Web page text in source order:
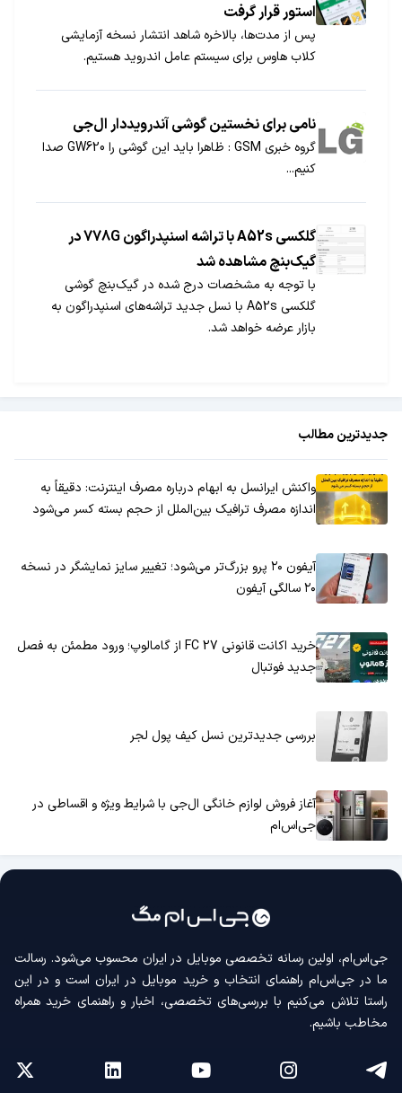
استور قرار گرفت
پس از مدت‌ها، بالاخره شاهد انتشار نسخه آزمایشی
کلاب هاوس برای سیستم عامل اندروید هستیم.
نامی برای نخستین گوشی آندرویددار ال‌جی
گروه خبری GSM : ظاهرا باید این گوشی را GW620 صدا
کنیم...
گلکسی A52s با تراشه اسنپدراگون 778G در
گیک‌بنچ مشاهده شد
با توجه به مشخصات درج شده در گیک‌بنچ گوشی
گلکسی A52s با نسل جدید تراشه‌های اسنپدراگون به
بازار عرضه خواهد شد.
جدیدترین مطالب
واکنش ایرانسل به ابهام درباره مصرف اینترنت: دقیقاً به
اندازه مصرف ترافیک بین‌الملل از حجم بسته کسر می‌شود
آیفون ۲۰ پرو بزرگ‌تر می‌شود؛ تغییر سایز نمایشگر در نسخه
۲۰ سالگی آیفون
خرید اکانت قانونی FC 27 از گامالوپ؛ ورود مطمئن به فصل
جدید فوتبال
بررسی جدیدترین نسل کیف پول لجر
آغاز فروش لوازم خانگی ال‌جی با شرایط ویژه و اقساطی در
جی‌اس‌ام
جی‌اس‌ام، اولین رسانه‌ تخصصی موبایل در ایران محسوب می‌شود. رسالت
ما در جی‌اس‌ام راهنمای انتخاب و خرید موبایل در ایران است و در این
راستا تلاش می‌کنیم با بررسی‌های تخصصی، اخبار و راهنمای خرید همراه
مخاطب باشیم.